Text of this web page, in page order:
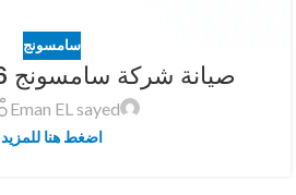
سامسونج
صيانة شركة سامسونج 01201161666
Eman EL sayed
اضغط هنا للمزيد